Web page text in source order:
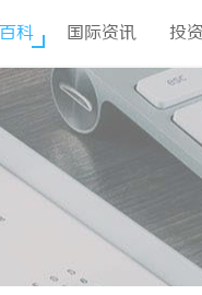
科 国际资讯 投